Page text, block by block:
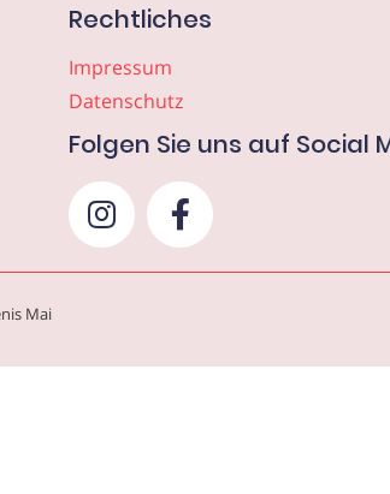
Rechtliches
Impressum
Datenschutz
Folgen Sie uns auf Social
Mai